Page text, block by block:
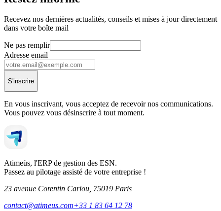
Recevez nos dernières actualités, conseils et mises à jour directement
dans votre boîte mail
Ne pas remplir
Adresse email
S'inscrire
En vous inscrivant, vous acceptez de recevoir nos communications.
Vous pouvez vous désinscrire à tout moment.
Atimeüs, l'ERP de gestion des ESN.
Passez au pilotage assisté de votre entreprise !
23 avenue Corentin Cariou, 75019 Paris
contact@atimeus.com+33 1 83 64 12 78